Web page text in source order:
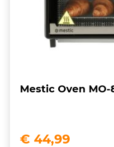
Mestic Oven MO-
€ 44,99